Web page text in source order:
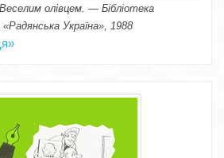
олівцем. — Бібліотека
Україна», 1988